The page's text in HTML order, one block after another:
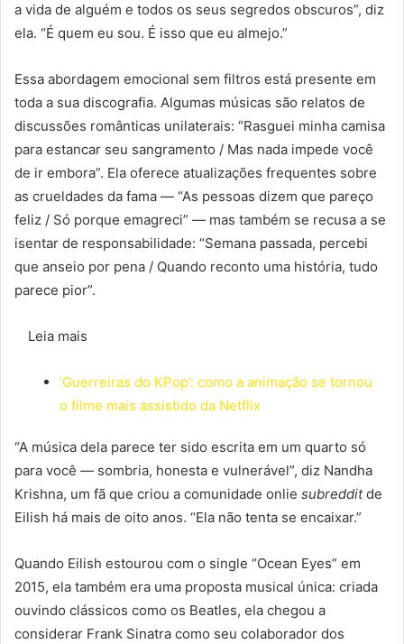
a vida de alguém e todos os seus segredos obscuros”, diz
ela. “É quem eu sou. É isso que eu almejo.”
Essa abordagem emocional sem filtros está presente em
toda a sua discografia. Algumas músicas são relatos de
discussões românticas unilaterais: “Rasguei minha camisa
para estancar seu sangramento / Mas nada impede você
de ir embora”. Ela oferece atualizações frequentes sobre
as crueldades da fama — “As pessoas dizem que pareço
feliz / Só porque emagreci” — mas também se recusa a se
isentar de responsabilidade: “Semana passada, percebi
que anseio por pena / Quando reconto uma história, tudo
parece pior”.
Leia mais
‘Guerreiras do KPop’: como a animação se tornou
o filme mais assistido da Netflix
“A música dela parece ter sido escrita em um quarto só
para você — sombria, honesta e vulnerável”, diz Nandha
Krishna, um fã que criou a comunidade onlie subredditde
Eilish há mais de oito anos. “Ela não tenta se encaixar.”
Quando Eilish estourou com o single “Ocean Eyes” em
2015, ela também era uma proposta musical única: criada
ouvindo clássicos como os Beatles, ela chegou a
considerar Frank Sinatra como seu colaborador dos